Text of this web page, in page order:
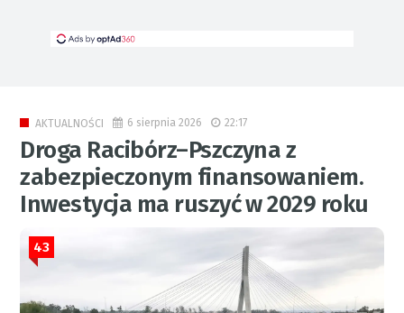
AKTUALNOŚCI 6 sierpnia 2026 22:17
Droga Racibórz–Pszczyna z
zabezpieczonym finansowaniem.
Inwestycja ma ruszyć w 2029 roku
43